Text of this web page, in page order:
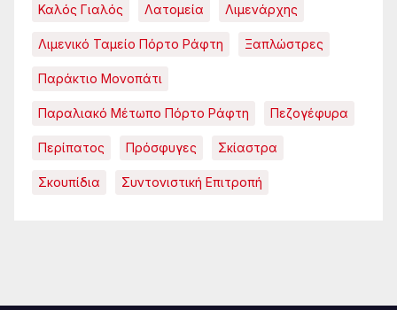
Καλός Γιαλός Λατομεία Λιμενάρχης
Λιμενικό Ταμείο Πόρτο Ράφτη Ξαπλώστρες
Παράκτιο Μονοπάτι
Παραλιακό Μέτωπο Πόρτο Ράφτη Πεζογέφυρα
Περίπατος Πρόσφυγες Σκίαστρα
Σκουπίδια Συντονιστική Επιτροπή